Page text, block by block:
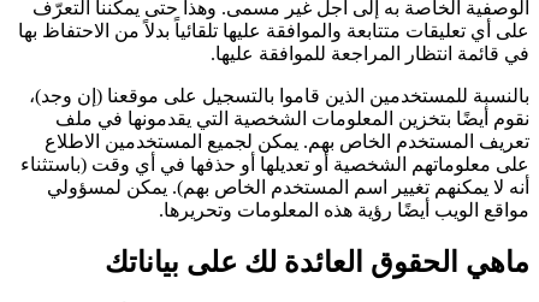
الوصفية الخاصة به إلى أجل غير مسمى. وهذا حتى يمكننا التعرّف
على أي تعليقات متتابعة والموافقة عليها تلقائياً بدلاً من الاحتفاظ بها
في قائمة انتظار المراجعة للموافقة عليها.
بالنسبة للمستخدمين الذين قاموا بالتسجيل على موقعنا (إن وجد)،
نقوم أيضًا بتخزين المعلومات الشخصية التي يقدمونها في ملف
تعريف المستخدم الخاص بهم. يمكن لجميع المستخدمين الاطلاع
على معلوماتهم الشخصية أو تعديلها أو حذفها في أي وقت (باستثناء
أنه لا يمكنهم تغيير اسم المستخدم الخاص بهم). يمكن لمسؤولي
مواقع الويب أيضًا رؤية هذه المعلومات وتحريرها.
ماهي الحقوق العائدة لك على بياناتك